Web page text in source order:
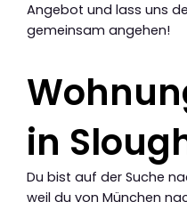
Angebot und lass uns
gemeinsam angehen!
in
Du bist auf der Suche
weil du von München